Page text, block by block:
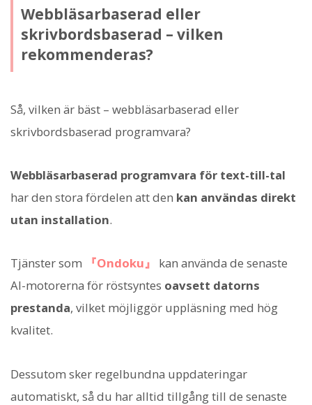
Webbläsarbaserad eller
skrivbordsbaserad – vilken
rekommenderas?
Så, vilken är bäst – webbläsarbaserad eller
skrivbordsbaserad programvara?
Webbläsarbaserad programvara för text-till-tal
har den stora fördelen att den kan användas direkt
utan installation.
Tjänster som 『Ondoku』
kan använda de senaste
AI-motorerna för röstsyntes oavsett datorns
prestanda, vilket möjliggör uppläsning med hög
kvalitet.
Dessutom sker regelbundna uppdateringar
automatiskt, så du har alltid tillgång till de senaste